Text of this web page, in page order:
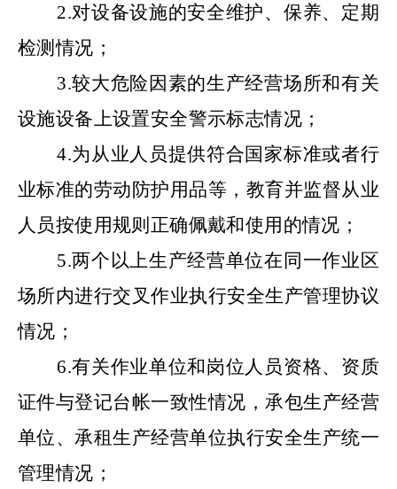
2.对设备设施的安全维护、保养、定期
检测情况；
3.较大危险因素的生产经营场所和有关
设施设备上设置安全警示标志情况；
4.为从业人员提供符合国家标准或者行
业标准的劳动防护用品等，教育并监督从业
人员按使用规则正确佩戴和使用的情况；
5.两个以上生产经营单位在同一作业区
场所内进行交叉作业执行安全生产管理协议
情况；
6.有关作业单位和岗位人员资格、资质
证件与登记台帐一致性情况，承包生产经营
单位、承租生产经营单位执行安全生产统一
管理情况；